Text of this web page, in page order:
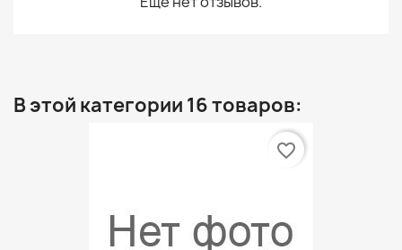
В этой категории 16 товаров:
favorite_border